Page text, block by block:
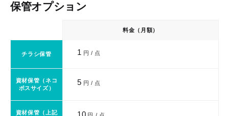
保管オプション
料金（月額）
チラシ保管 1 円 / 点
資材保管（ネコ
ポスサイズ）
5 円 / 点
資材保管（上記 10